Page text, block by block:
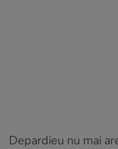
Depardieu nu mai